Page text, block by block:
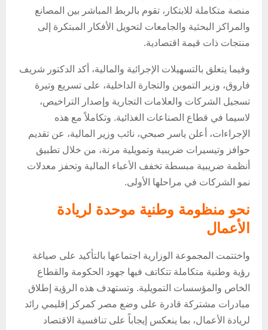
منصة متكاملة للابتكار، تقوم بالربط المباشر بين المصانع
والمراكز البحثية والجامعات لتحويل الأفكار المبتكرة إلى
منتجات ذات قيمة اقتصادية.
وفيما يتعلق بالتسهيلات الإجرائية والمالية، أكد الدكتور شريف
فاروق، وزير التموين والتجارة الداخلية، على تسريع وتيرة
تسجيل الشركات والعلامات التجارية وإصدار التراخيص،
لاسيما في قطاع الصناعات الغذائية. وتكاملاً مع هذه
الإجراءات، أعلن ياسر صبحي، نائب وزير المالية، عن تقديم
حوافز وتيسيرات ضريبية وتمويلية مرنة، من خلال تطبيق
أنظمة ضريبية مبسطة تخفف الأعباء المالية وتحفز معدلات
نمو الشركات في مراحلها الأولى.
نحو منظومة وطنية موحدة لريادة
الأعمال
واختتمت المجموعة الوزارية اجتماعها بالتأكيد على صياغة
رؤية وطنية متكاملة تتكاتف فيها جهود الحكومة والقطاع
الخاص والمؤسسات التمويلية. وتستهدف هذه الرؤية إطلاق
مبادرات مشتركة قادرة على وضع مصر كمركز إقليمي رائد
لريادة الأعمال، بما ينعكس إيجاباً على تنافسية الاقتصاد